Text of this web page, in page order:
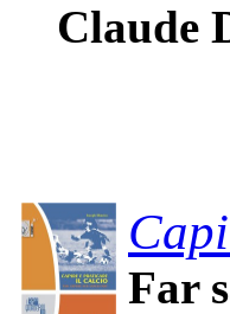
Claude
Far